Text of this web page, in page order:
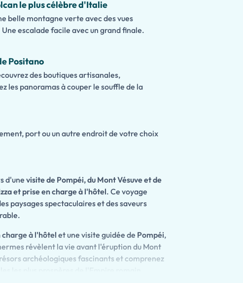
le plus célèbre d'Italie
belle montagne verte avec des vues
escalade facile avec un grand finale.
Positano
des boutiques artisanales,
les panoramas à couper le souffle de la
port ou un autre endroit de votre choix
d'une visite de Pompéi, du Mont Vésuve et de
et prise en charge à l'hôtel. Ce voyage
paysages spectaculaires et des saveurs
charge à l'hôtel et une visite guidée de Pompéi,
révèlent la vie avant l'éruption du Mont
archéologiques fascinants et comprenez